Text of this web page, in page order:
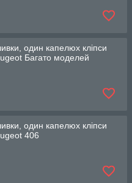
один капелюх кліпси
Багато моделей
один капелюх кліпси
406